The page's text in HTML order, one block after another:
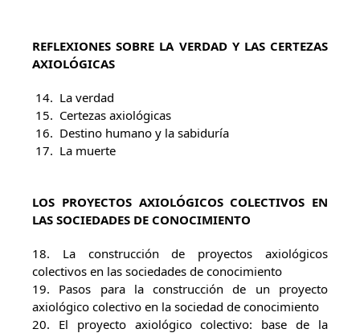
REFLEXIONES SOBRE LA VERDAD Y LAS CERTEZAS
AXIOLÓGICAS
La verdad
Certezas axiológicas
Destino humano y la sabiduría
La muerte
LOS PROYECTOS AXIOLÓGICOS COLECTIVOS EN
LAS SOCIEDADES DE CONOCIMIENTO
18. La construcción de proyectos axiológicos
colectivos en las sociedades de conocimiento
19. Pasos para la construcción de un proyecto
axiológico colectivo en la sociedad de conocimiento
20. El proyecto axiológico colectivo: base de la